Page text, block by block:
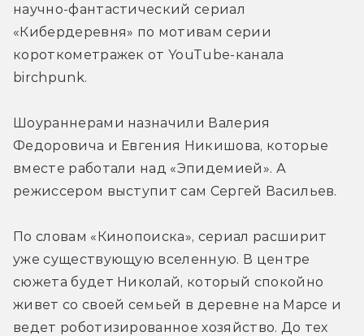
научно-фантастический сериал
«Кибердеревня» по мотивам серии
короткометражек от YouTube-канала
birchpunk.
Шоураннерами назначили Валерия
Федоровича и Евгения Никишова, которые
вместе работали над «Эпидемией». А
режиссером выступит сам Сергей Васильев.
По словам «Кинопоиска», сериал расширит
уже существующую вселенную. В центре
сюжета будет Николай, который спокойно
живет со своей семьей в деревне на Марсе и
ведет роботизированное хозяйство. До тех